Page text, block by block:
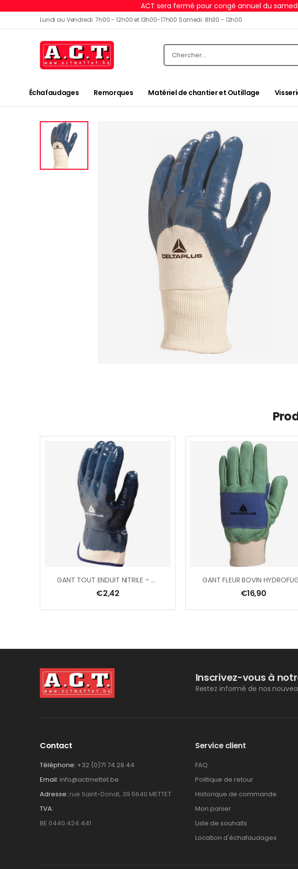
ACT sera fermé pour congé annuel du
Lundi au Vendredi: 7h00 - 12h00 et 13h00-17h00 Samedi: 8h30 - 12h00
Échafaudages Remorques Matériel de chantier et Outillage
GANT TOUT ENDUIT NITRILE – MANCHETTE TOILE 6 CM
€2,42 €16,90
Inscrivez-vous à
Restez informé de nos
Contact
Téléphone: +32 (0)71 74 29 44
Email: info@actmettet.be
Adresse: rue Saint-Donat, 39 5640 METTET
TVA:
BE 0440.424.441
Service client
FAQ
Politique de retour
Historique de commande
Mon panier
Liste de souhaits
Location d'échafaudages